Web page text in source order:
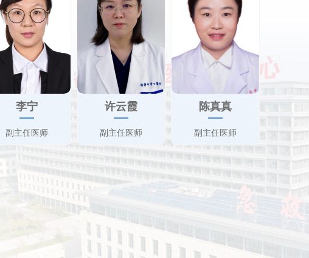
李宁
副主任医师
许云霞
副主任医师
陈真真
副主任医师